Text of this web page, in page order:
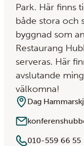
Park. Här finns
både stora och
byggnad som
Restaurang
serveras. Här
avslutande
välkomna!
Dag
010-559 66 55